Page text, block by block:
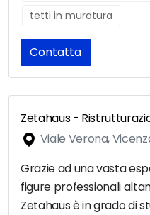
tetti in muratura
Contatta
Zetahaus -
Viale Verona,
Grazie ad una vasta
figure professionali
Zetahaus è in grado di